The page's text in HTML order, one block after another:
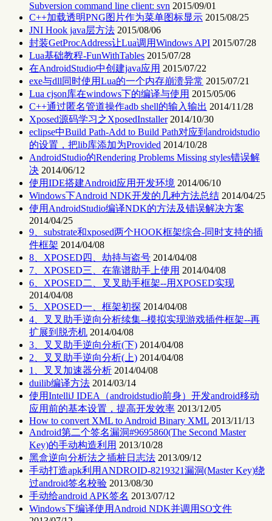
Subversion command line client: svn 2015/09/01
C++加载透明PNG图片作为菜单图标显示 2015/08/25
JNI Hook java层方法 2015/08/06
封装GetProcAddress让Lua调用Windows API 2015/07/28
Lua基础教程-FunWithTables 2015/07/28
在AndroidStudio中创建java应用 2015/07/22
exe与dll同时使用Lua的一个内存崩溃异常 2015/07/21
Lua cjson库在windows下的编译与使用 2015/05/06
C++通过匿名管道操作adb shell的输入输出 2014/11/28
Xposed源码学习之XposedInstaller 2014/10/30
eclipse中Build Path-Add to Build Path对应到androidstudio
的设置，把lib库添加为Provided 2014/10/28
AndroidStudio的Rendering Problems Missing styles错误解
决 2014/06/12
使用IDE搭建Android应用开发环境 2014/06/10
Windows下Android NDK开发的几种方法总结 2014/04/25
使用AndroidStudio编译NDK的方法及错误解决方案
2014/04/25
9、substrate和xposed两个HOOK框架综合-同时支持的插
件框架 2014/04/08
8、XPOSED四、劫持与盗号 2014/04/08
7、XPOSED三、在靠谱助手上使用 2014/04/08
6、XPOSED二、叉叉助手框架--用XPOSED实现
2014/04/08
5、XPOSED一、框架初探 2014/04/08
4、叉叉助手逆向分析续集--模拟实现游戏插件框架--再
扩展到脱壳机 2014/04/08
3、叉叉助手逆向分析(下) 2014/04/08
2、叉叉助手逆向分析(上) 2014/04/08
1、叉叉加速器分析 2014/04/08
duilib编译方法 2014/03/14
使用IntelliJ IDEA（androidstudio前身）开发android移动
应用前的基本设置，提高开发效率 2013/12/05
How to convert XML to Android Binary XML 2013/11/13
Android第二个签名漏洞#9695860(The Second Master
Key)的手动构造利用 2013/10/28
黑盒逆向分析法之插桩日志法 2013/09/12
手动打造apk利用ANDROID-8219321漏洞(Master Key)绕
过android签名校验 2013/08/30
手动给android APK签名 2013/07/12
Windows下编译使用Android NDK并调用SO文件